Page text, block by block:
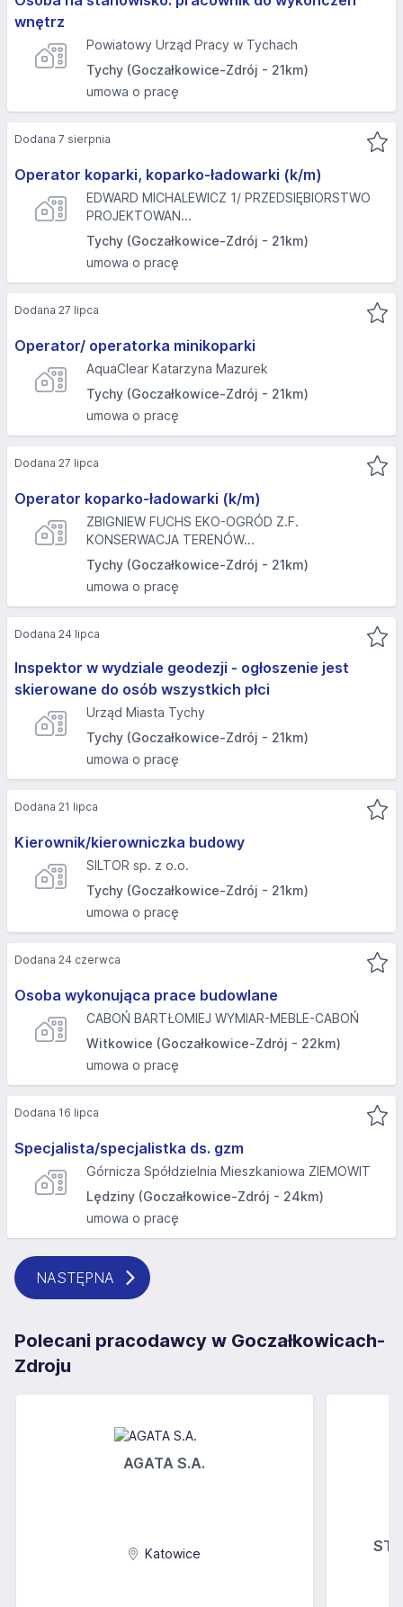
wnętrz
Powiatowy Urząd Pracy w Tychach
Tychy (Goczałkowice-Zdrój - 21km)
umowa o pracę
Operator koparki, koparko-ładowarki (k/m)
EDWARD MICHALEWICZ 1/ PRZEDSIĘBIORSTWO
PROJEKTOWAN...
Tychy (Goczałkowice-Zdrój - 21km)
umowa o pracę
Dodana 7 sierpnia
Operator/ operatorka minikoparki
AquaClear Katarzyna Mazurek
Tychy (Goczałkowice-Zdrój - 21km)
umowa o pracę
Dodana 27 lipca
Operator koparko-ładowarki (k/m)
ZBIGNIEW FUCHS EKO-OGRÓD Z.F.
KONSERWACJA TERENÓW...
Tychy (Goczałkowice-Zdrój - 21km)
umowa o pracę
Dodana 27 lipca
Inspektor w wydziale geodezji - ogłoszenie jest
skierowane do osób wszystkich płci
Urząd Miasta Tychy
Tychy (Goczałkowice-Zdrój - 21km)
umowa o pracę
Dodana 24 lipca
Kierownik/kierowniczka budowy
SILTOR sp. z o.o.
Tychy (Goczałkowice-Zdrój - 21km)
umowa o pracę
Dodana 21 lipca
Osoba wykonująca prace budowlane
CABOŃ BARTŁOMIEJ WYMIAR-MEBLE-CABOŃ
Witkowice (Goczałkowice-Zdrój - 22km)
umowa o pracę
Dodana 24 czerwca
Specjalista/specjalistka ds. gzm
Górnicza Spółdzielnia Mieszkaniowa ZIEMOWIT
Lędziny (Goczałkowice-Zdrój - 24km)
umowa o pracę
Dodana 16 lipca
NASTĘPNA
Polecani pracodawcy w Goczałkowicach-
Zdroju
AGATA S.A.
Katowice